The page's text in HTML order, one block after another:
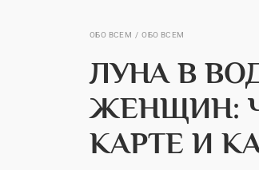
ОБО ВСЕМ ОБО ВСЕМ
ЛУНА В
ЖЕНЩИН:
КАРТЕ И